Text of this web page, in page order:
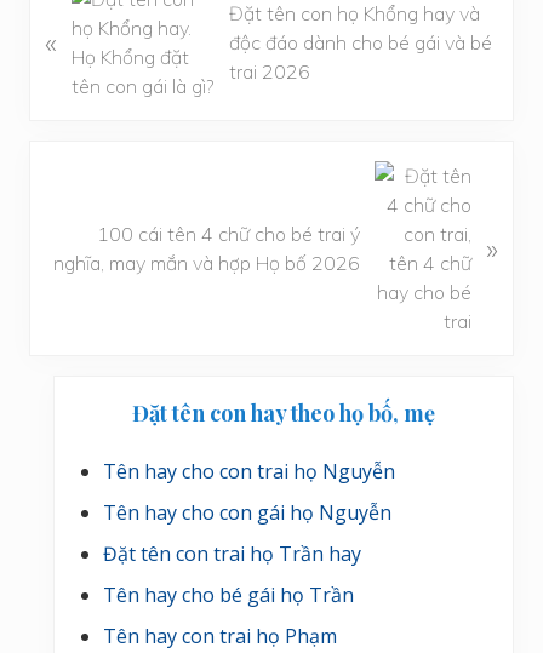
i
ư
«
Đặt tên con họ Khổng hay và
độc đáo dành cho bé gái và bé
trai 2026
v
100 cái tên 4 chữ cho bé trai ý
nghĩa, may mắn và hợp Họ bố 2026
»
SidebarĐặt tên con hay theo họ bố, mẹ
Tên hay cho con trai họ Nguyễn
Tên hay cho con gái họ Nguyễn
Đặt tên con trai họ Trần hay
Tên hay cho bé gái họ Trần
Tên hay con trai họ Phạm